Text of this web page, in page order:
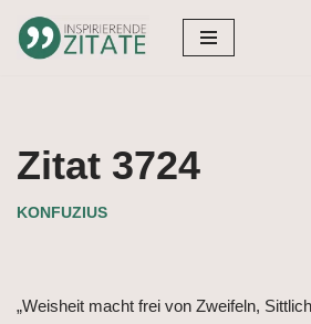
Zum
Zitat 3724
KONFUZIUS
„Weisheit macht frei von Zweifeln,